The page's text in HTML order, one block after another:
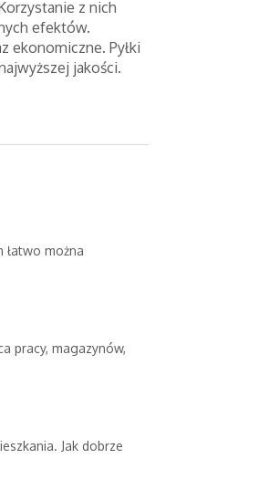
z nich
efektów.
ekonomiczne. Pyłki
jakości.
łatwo można
pracy, magazynów,
Jak dobrze